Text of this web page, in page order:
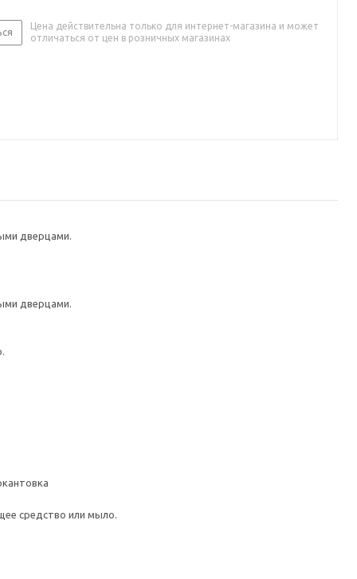
Цена действительна только для интернет-магазина и может
отличаться от цен в розничных магазинах
дверцами.
дверцами.
средство или мыло.